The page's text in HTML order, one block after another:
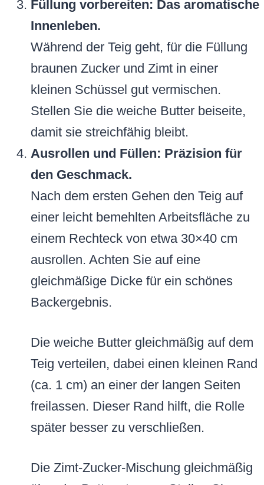
Füllung vorbereiten: Das aromatische
Innenleben.
Während der Teig geht, für die Füllung
braunen Zucker und Zimt in einer
kleinen Schüssel gut vermischen.
Stellen Sie die weiche Butter beiseite,
damit sie streichfähig bleibt.
Ausrollen und Füllen: Präzision für
den Geschmack.
Nach dem ersten Gehen den Teig auf
einer leicht bemehlten Arbeitsfläche zu
einem Rechteck von etwa 30×40 cm
ausrollen. Achten Sie auf eine
gleichmäßige Dicke für ein schönes
Backergebnis.
Die weiche Butter gleichmäßig auf dem
Teig verteilen, dabei einen kleinen Rand
(ca. 1 cm) an einer der langen Seiten
freilassen. Dieser Rand hilft, die Rolle
später besser zu verschließen.
Die Zimt-Zucker-Mischung gleichmäßig